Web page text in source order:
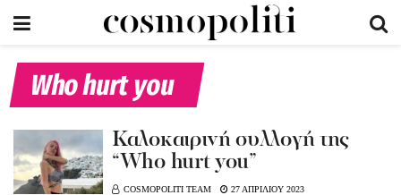
Who hurt you
Καλοκαιρινή συλλογή της
“Who hurt you”
COSMOPOLITI TEAM 27 ΑΠΡΙΛΙΟΥ 2023